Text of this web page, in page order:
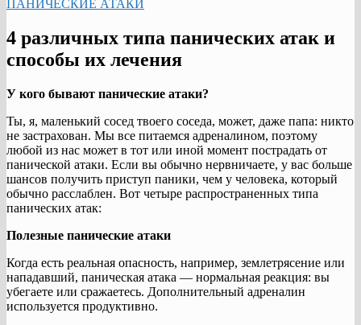
ПАНИЧЕСКИЕ АТАКИ
4 различных типа панических атак и
способы их лечения
У кого бывают панические атаки?
Ты, я, маленький сосед твоего соседа, может, даже папа: никто
не застрахован. Мы все питаемся адреналином, поэтому
любой из нас может в тот или иной момент пострадать от
панической атаки. Если вы обычно нервничаете, у вас больше
шансов получить приступ паники, чем у человека, который
обычно расслаблен. Вот четыре распространенных типа
панических атак:
Полезные панические атаки
Когда есть реальная опасность, например, землетрясение или
нападавший, паническая атака — нормальная реакция: вы
убегаете или сражаетесь. Дополнительный адреналин
используется продуктивно.